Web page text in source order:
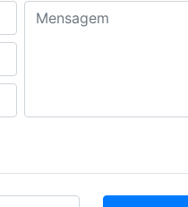
Mensagem